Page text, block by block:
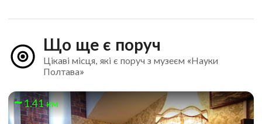
Що ще є поруч
Цікаві місця, які є поруч з музеєм «Науки
Полтава»
1.41 км